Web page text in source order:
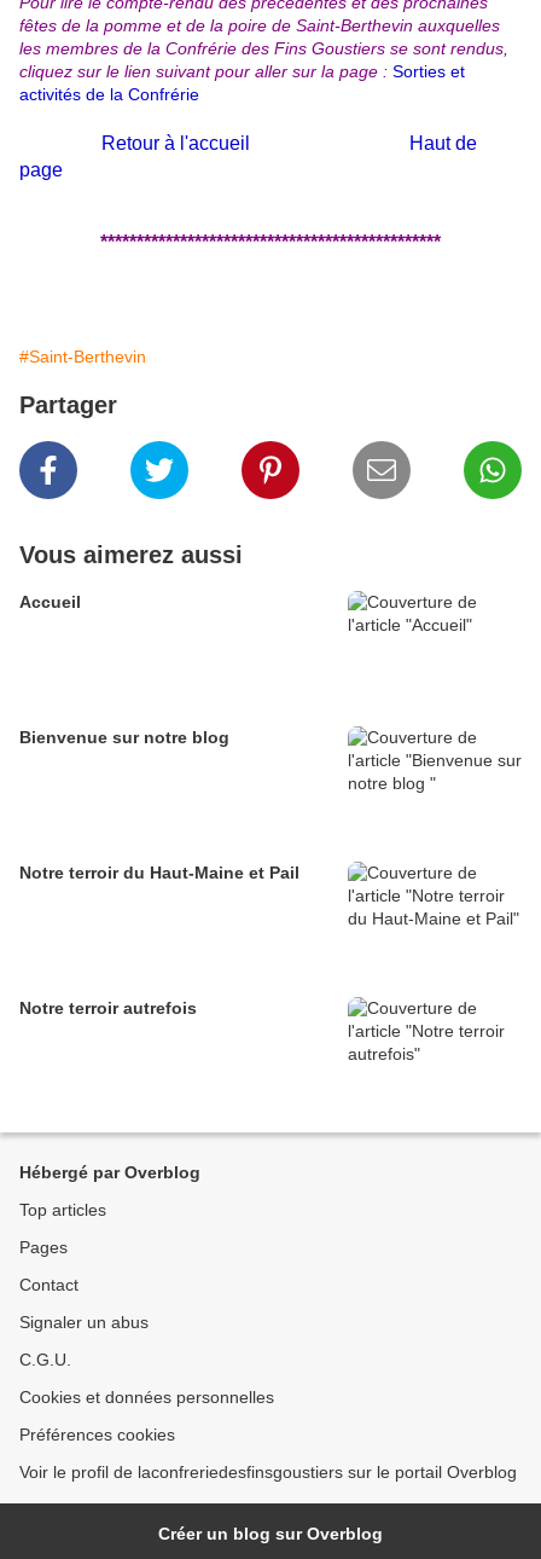
fêtes de la pomme et de la poire de Saint-Berthevin auxquelles
les membres de la Confrérie des Fins Goustiers se sont rendus,
cliquez sur le lien suivant pour aller sur la page : Sorties et
activités de la Confrérie
Retour à l'accueil
Haut de
page
***********************************************
#Saint-Berthevin
Partager
Vous aimerez aussi
Accueil
Bienvenue sur notre blog
Notre terroir du Haut-Maine et Pail
Notre terroir autrefois
Hébergé par Overblog
Top articles
Pages
Contact
Signaler un abus
C.G.U.
Cookies et données personnelles
Préférences cookies
Voir le profil de laconfreriedesfinsgoustiers sur le portail Overblog
Créer un blog sur Overblog